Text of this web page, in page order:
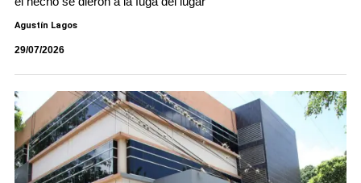
Agustín Lagos
29/07/2026